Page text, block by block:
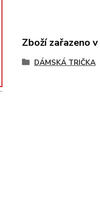
Zboží zařazeno
DÁMSKÁ TRIČKA